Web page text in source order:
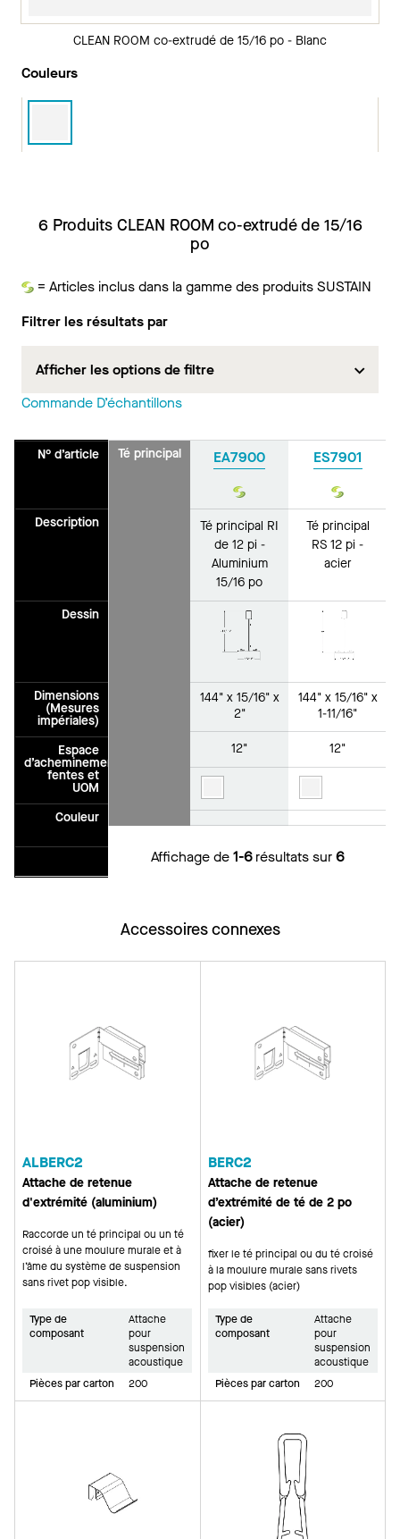
CLEAN ROOM co-extrudé de 15/16 po - Blanc
Couleurs
6 Produits CLEAN ROOM co-extrudé de 15/16
po
Durabilité
= Articles inclus dans la gamme des produits SUSTAIN
Filtrer les résultats par
Afficher les options de filtre
Commande D’échantillons
N° d’article
Description
Dessin
Dimensions
(Mesures
impériales)
Espace
d’acheminement/des
fentes et
UOM
Couleur
Té principal EA7900
Durabilité
Té principal RI
de 12 pi -
Aluminium
15/16 po
144" x 15/16" x
2"
12"
ES7901
Té principal
RS 12 pi -
acier
144" x 15/16" x
1-11/16"
12"
Affichage de1-6résultats sur6
Accessoires connexes
ALBERC2
Attache de retenue
d'extrémité (aluminium)
Raccorde un té principal ou un té
croisé à une moulure murale et à
l’âme du système de suspension
sans rivet pop visible.
Type de
composant
Attache
pour
suspension
acoustique
Pièces par carton
200
BERC2
Attache de retenue
d’extrémité de té de 2 po
(acier)
fixer le té principal ou du té croisé
à la moulure murale sans rivets
pop visibles (acier)
Type de
composant
Attache
pour
suspension
acoustique
Pièces par carton
200